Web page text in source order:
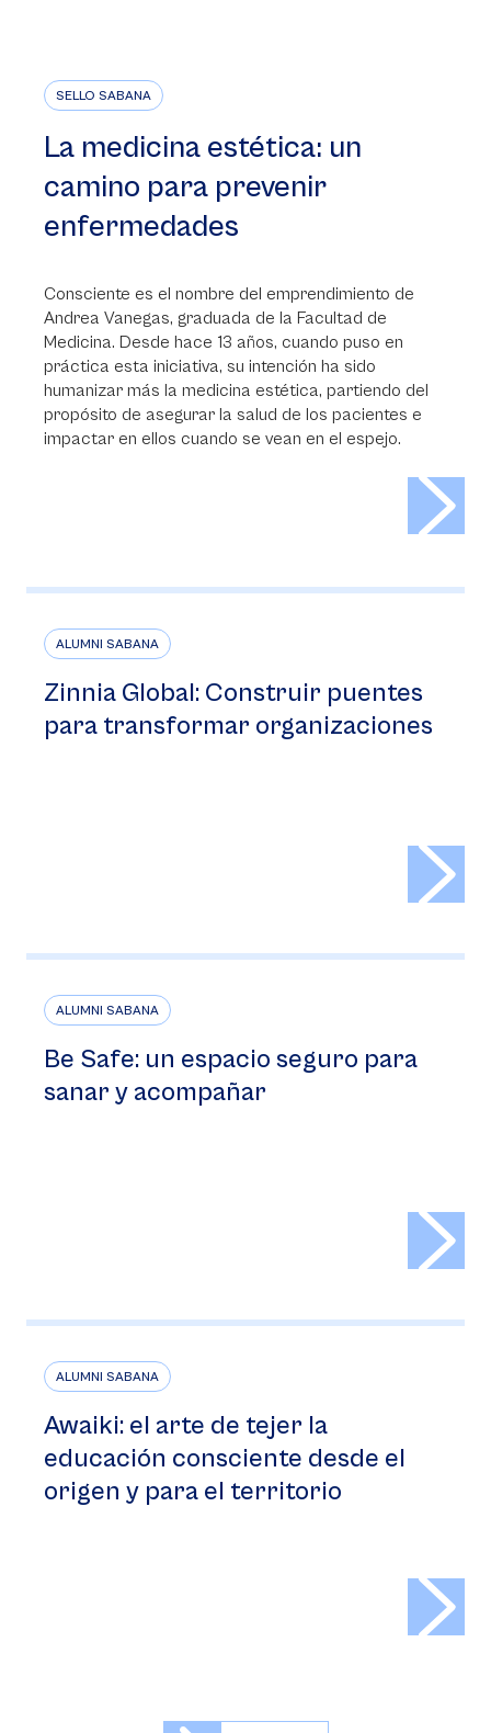
SELLO SABANA
La medicina estética: un
camino para prevenir
enfermedades
Consciente es el nombre del emprendimiento de
Andrea Vanegas, graduada de la Facultad de
Medicina. Desde hace 13 años, cuando puso en
práctica esta iniciativa, su intención ha sido
humanizar más la medicina estética, partiendo del
propósito de asegurar la salud de los pacientes e
impactar en ellos cuando se vean en el espejo.
ALUMNI SABANA
Zinnia Global: Construir puentes
para transformar organizaciones
ALUMNI SABANA
Be Safe: un espacio seguro para
sanar y acompañar
ALUMNI SABANA
Awaiki: el arte de tejer la
educación consciente desde el
origen y para el territorio